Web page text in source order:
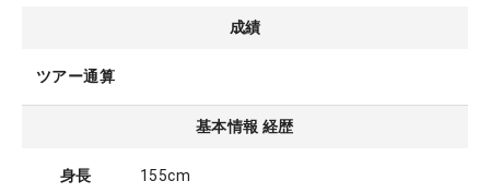
成績
ツアー通算
基本情報 経歴
身長 155cm